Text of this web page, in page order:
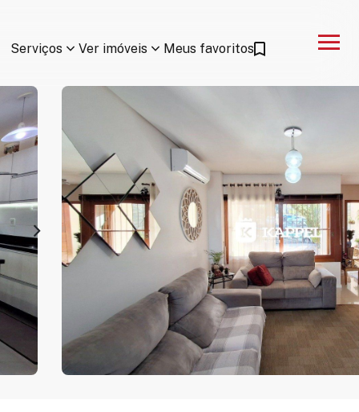
Serviços keyboard_arrow_down Ver imóveis keyboard_arrow_down Meus favoritos menu
arrow_forward_ios